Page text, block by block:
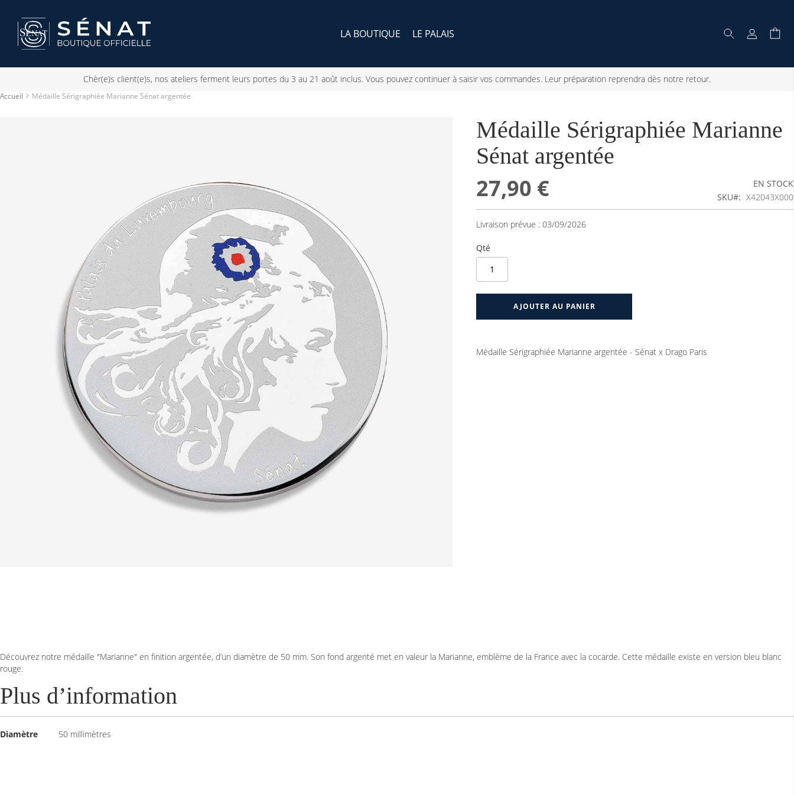
LA BOUTIQUE LE PALAIS Mon
Chèr(e)s client(e)s, nos ateliers ferment leurs portes du 3 au 21 août inclus. Vous pouvez continuer à saisir vos commandes. Leur préparation reprendra dès notre retour.
Accueil Médaille Sérigraphiée Marianne Sénat argentée
gallery
Médaille Sérigraphiée Marianne
Sénat argentée
27,90 €
EN STOCK
SKU
X42043X000
Livraison prévue : 03/09/2026
Qté
AJOUTER AU PANIER
Médaille Sérigraphiée Marianne argentée - Sénat x Drago Paris
Découvrez notre médaille "Marianne" en finition argentée, d’un diamètre de 50 mm. Son fond argenté met en valeur la Marianne, emblème de la France avec la cocarde. Cette médaille existe en version bleu blanc
rouge.
Plus d’information
Plus
Diamètre 50 millimètres